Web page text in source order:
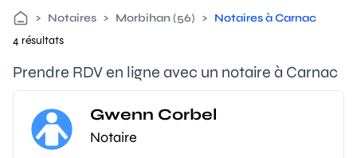
> Notaires > Morbihan (56) > Notaires à Carnac
4 résultats
Prendre RDV en ligne avec un notaire à Carnac
Gwenn Corbel
Notaire